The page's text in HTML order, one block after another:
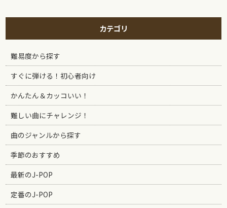
カテゴリ
難易度から探す
すぐに弾ける！初心者向け
かんたん＆カッコいい！
難しい曲にチャレンジ！
曲のジャンルから探す
季節のおすすめ
最新のJ-POP
定番のJ-POP